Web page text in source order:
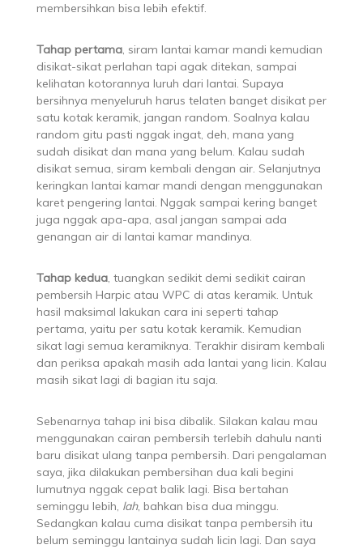
membersihkan bisa lebih efektif.
Tahap pertama, siram lantai kamar mandi kemudian
disikat-sikat perlahan tapi agak ditekan, sampai
kelihatan kotorannya luruh dari lantai. Supaya
bersihnya menyeluruh harus telaten banget disikat per
satu kotak keramik, jangan random. Soalnya kalau
random gitu pasti nggak ingat, deh, mana yang
sudah disikat dan mana yang belum. Kalau sudah
disikat semua, siram kembali dengan air. Selanjutnya
keringkan lantai kamar mandi dengan menggunakan
karet pengering lantai. Nggak sampai kering banget
juga nggak apa-apa, asal jangan sampai ada
genangan air di lantai kamar mandinya.
Tahap kedua, tuangkan sedikit demi sedikit cairan
pembersih Harpic atau WPC di atas keramik. Untuk
hasil maksimal lakukan cara ini seperti tahap
pertama, yaitu per satu kotak keramik. Kemudian
sikat lagi semua keramiknya. Terakhir disiram kembali
dan periksa apakah masih ada lantai yang licin. Kalau
masih sikat lagi di bagian itu saja.
Sebenarnya tahap ini bisa dibalik. Silakan kalau mau
menggunakan cairan pembersih terlebih dahulu nanti
baru disikat ulang tanpa pembersih. Dari pengalaman
saya, jika dilakukan pembersihan dua kali begini
lumutnya nggak cepat balik lagi. Bisa bertahan
seminggu lebih, lah, bahkan bisa dua minggu.
Sedangkan kalau cuma disikat tanpa pembersih itu
belum seminggu lantainya sudah licin lagi. Dan saya